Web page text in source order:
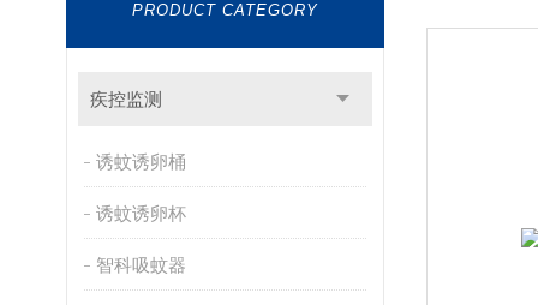
PRODUCT CATEGORY
疾控监测
诱蚊诱卵桶
诱蚊诱卵杯
智科吸蚊器